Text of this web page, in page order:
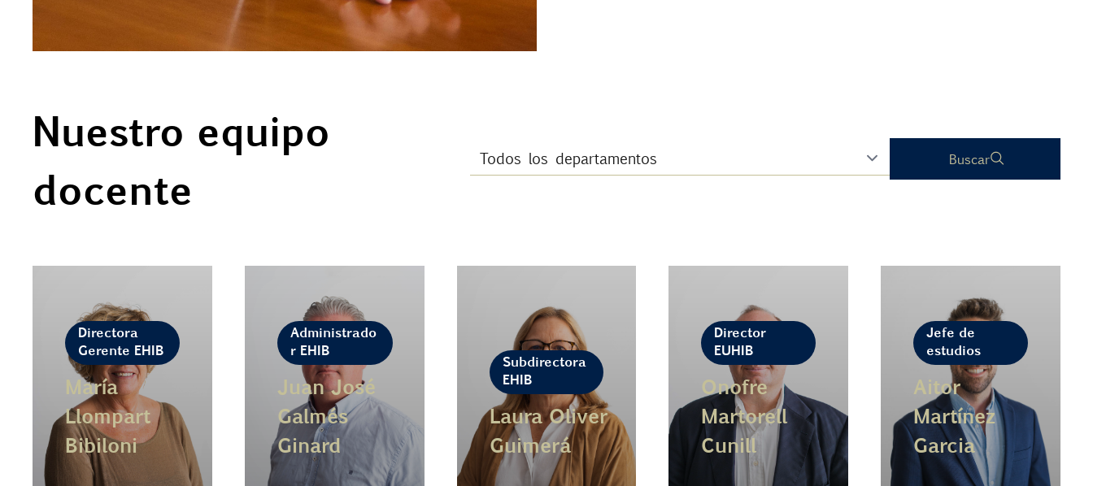
Nuestro equipo
docente
Buscar
Directora
Gerente EHIB
María
Llompart
Bibiloni
Administrado
r EHIB
Juan José
Galmés
Ginard
Subdirectora
EHIB
Laura Oliver
Guimerá
Director
EUHIB
Onofre
Martorell
Cunill
Jefe de
estudios
Aitor
Martínez
Garcia